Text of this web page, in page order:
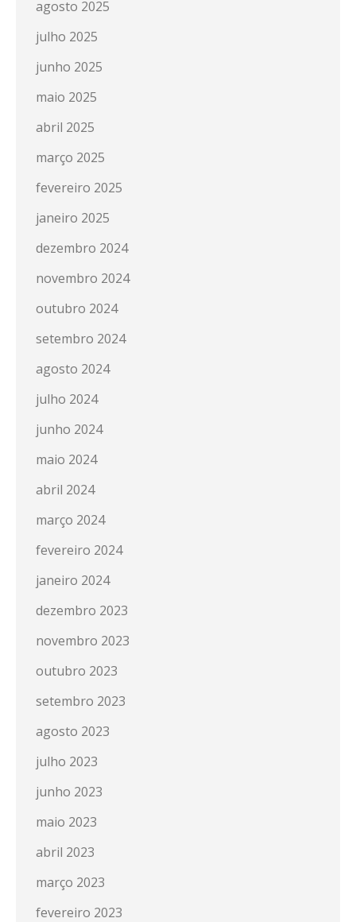
agosto 2025
julho 2025
junho 2025
maio 2025
abril 2025
março 2025
fevereiro 2025
janeiro 2025
dezembro 2024
novembro 2024
outubro 2024
setembro 2024
agosto 2024
julho 2024
junho 2024
maio 2024
abril 2024
março 2024
fevereiro 2024
janeiro 2024
dezembro 2023
novembro 2023
outubro 2023
setembro 2023
agosto 2023
julho 2023
junho 2023
maio 2023
abril 2023
março 2023
fevereiro 2023